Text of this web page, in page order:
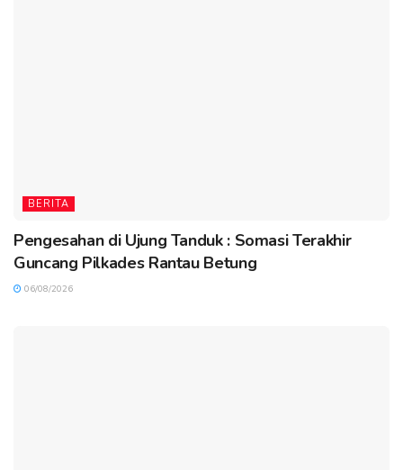
BERITA
Pengesahan di Ujung Tanduk : Somasi Terakhir
Guncang Pilkades Rantau Betung
06/08/2026